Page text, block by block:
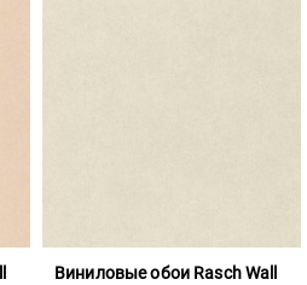
Виниловые обои Rasch Wall